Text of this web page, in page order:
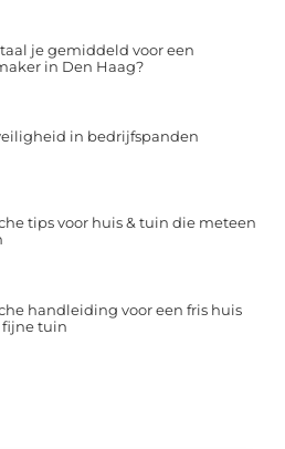
je gemiddeld voor een
in Den Haag?
in bedrijfspanden
tips voor huis & tuin die meteen
handleiding voor een fris huis
fijne tuin